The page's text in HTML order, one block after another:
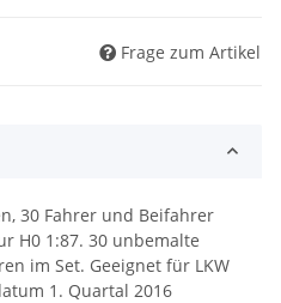
Frage zum Artikel
30 Fahrer und Beifahrer
H0 1:87. 30 unbemalte
im Set. Geeignet für LKW
1. Quartal 2016